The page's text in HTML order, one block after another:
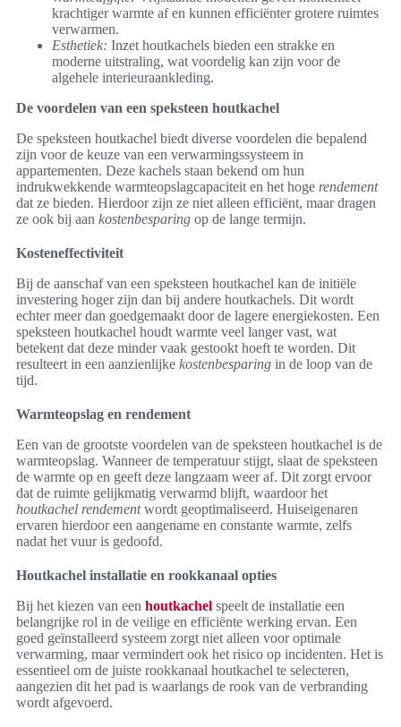
krachtiger warmte af en kunnen efficiënter grotere ruimtes
verwarmen.
Esthetiek: Inzet houtkachels bieden een strakke en
moderne uitstraling, wat voordelig kan zijn voor de
algehele interieuraankleding.
De voordelen van een speksteen houtkachel
De speksteen houtkachel biedt diverse voordelen die bepalend
zijn voor de keuze van een verwarmingssysteem in
appartementen. Deze kachels staan bekend om hun
indrukwekkende warmteopslagcapaciteit en het hoge rendement
dat ze bieden. Hierdoor zijn ze niet alleen efficiënt, maar dragen
ze ook bij aan kostenbesparing op de lange termijn.
Kosteneffectiviteit
Bij de aanschaf van een speksteen houtkachel kan de initiële
investering hoger zijn dan bij andere houtkachels. Dit wordt
echter meer dan goedgemaakt door de lagere energiekosten. Een
speksteen houtkachel houdt warmte veel langer vast, wat
betekent dat deze minder vaak gestookt hoeft te worden. Dit
resulteert in een aanzienlijke kostenbesparing in de loop van de
tijd.
Warmteopslag en rendement
Een van de grootste voordelen van de speksteen houtkachel is de
warmteopslag. Wanneer de temperatuur stijgt, slaat de speksteen
de warmte op en geeft deze langzaam weer af. Dit zorgt ervoor
dat de ruimte gelijkmatig verwarmd blijft, waardoor het
houtkachel rendementwordt geoptimaliseerd. Huiseigenaren
ervaren hierdoor een aangename en constante warmte, zelfs
nadat het vuur is gedoofd.
Houtkachel installatie en rookkanaal opties
Bij het kiezen van een houtkachel speelt de installatie een
belangrijke rol in de veilige en efficiënte werking ervan. Een
goed geïnstalleerd systeem zorgt niet alleen voor optimale
verwarming, maar vermindert ook het risico op incidenten. Het is
essentieel om de juiste rookkanaal houtkachel te selecteren,
aangezien dit het pad is waarlangs de rook van de verbranding
wordt afgevoerd.